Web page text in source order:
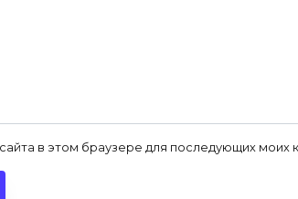
в этом браузере для последующих моих